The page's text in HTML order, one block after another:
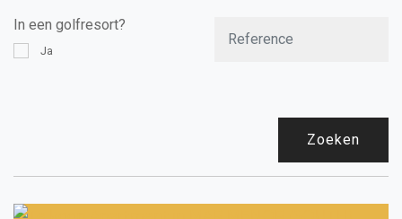
In een golfresort?
Ja
Zoeken